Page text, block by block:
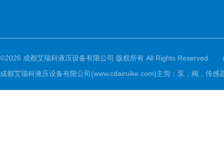
©2026 成都艾瑞科液压设备有限公司 版权所有 All Rights Reserved.
成都艾瑞科液压设备有限公司(www.cdairuike.com)主营：泵，阀，传